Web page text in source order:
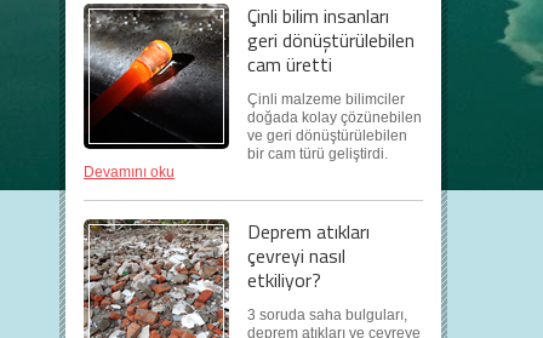
Çinli bilim insanları
geri dönüştürülebilen
cam üretti
Çinli malzeme bilimciler
doğada kolay çözünebilen
ve geri dönüştürülebilen
bir cam türü geliştirdi.
Devamını oku
Deprem atıkları
çevreyi nasıl
etkiliyor?
3 soruda saha bulguları,
deprem atıkları ve çevreye